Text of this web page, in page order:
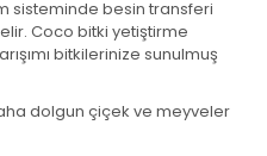
sisteminde besin transferi
Coco bitki yetiştirme
bitkilerinize sunulmuş
dolgun çiçek ve meyveler